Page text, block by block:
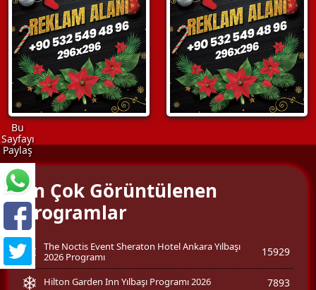
Bu
Sayfayı
Paylaş
En Çok Görüntülenen
Programlar
The Noctis Event Sheraton Hotel Ankara Yılbaşı
2026 Programı
15929
Hilton Garden Inn Yılbaşı Programı 2026 7893